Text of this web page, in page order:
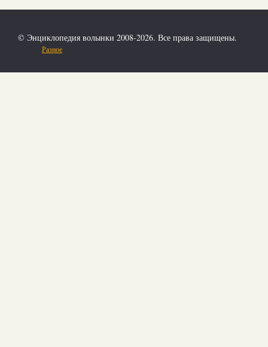
© Энциклопедия волынки 2008-2026. Все права защищены.
Разное